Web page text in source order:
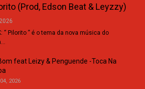
(Prod, Edson Beat & Leyzzy)
“ Pilorito ” é o tema da nova música do
feat Leizy & Penguende -Toca Na
2026